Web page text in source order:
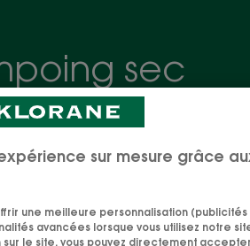
sec
cheveux ? Découvrez notre
un pshiit. Matin pressé, en
ne demande qu'à être adopté.
sur mesure grâce
une meilleure personnalisation (publicités
avancées lorsque vous utilisez notre
le site, vous pouvez directement